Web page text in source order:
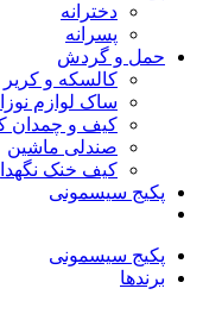
دخترانه
پسرانه
حمل و گردش
کالسکه و کریر
ساک لوازم
کیف و چمدان
صندلی ماشین
کیف خنک
پکیج سیسمونی
پکیج سیسمونی
برندها